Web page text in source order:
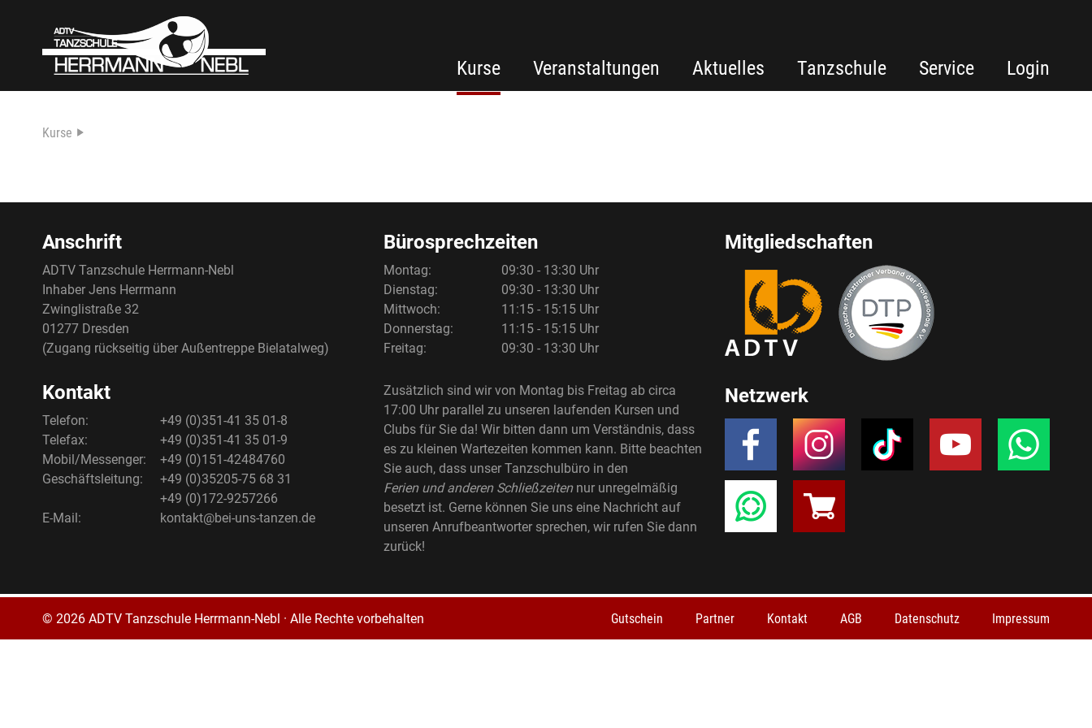
Kurse Veranstaltungen Aktuelles Tanzschule Service Login
Kurse
Anschrift
ADTV Tanzschule Herrmann-Nebl
Inhaber Jens Herrmann
Zwinglistraße 32
01277 Dresden
(Zugang rückseitig über Außentreppe Bielatalweg)
Kontakt
Telefon:
+49 (0)351-41 35 01-8
Telefax:
+49 (0)351-41 35 01-9
Mobil/Messenger:
+49 (0)151-42484760
Geschäftsleitung:
+49 (0)35205-75 68 31
+49 (0)172-9257266
E-Mail:
kontakt@bei-uns-tanzen.de
Bürosprechzeiten
Montag:
09:30 - 13:30 Uhr
Dienstag:
09:30 - 13:30 Uhr
Mittwoch:
11:15 - 15:15 Uhr
Donnerstag:
11:15 - 15:15 Uhr
Freitag:
09:30 - 13:30 Uhr
Zusätzlich sind wir von Montag bis Freitag ab circa
17:00 Uhr parallel zu unseren laufenden Kursen und
Clubs für Sie da! Wir bitten dann um Verständnis, dass
es zu kleinen Wartezeiten kommen kann. Bitte beachten
Sie auch, dass unser Tanzschulbüro in den
Ferien und anderen Schließzeitennur unregelmäßig
besetzt ist. Gerne können Sie uns eine Nachricht auf
unseren Anrufbeantworter sprechen, wir rufen Sie dann
zurück!
Mitgliedschaften
Netzwerk
© 2026 ADTV Tanzschule Herrmann-Nebl · Alle Rechte vorbehalten Gutschein Partner Kontakt AGB Datenschutz Impressum